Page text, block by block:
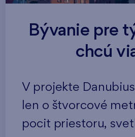
Bývanie pre
chcú
V projekte
len o štvorcové
pocit priestoru,